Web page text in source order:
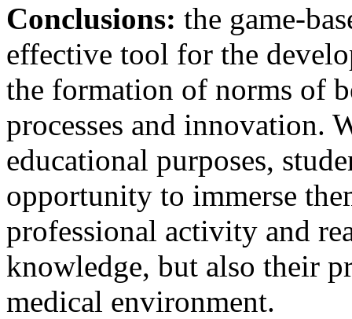
Conclusions: the game-
effective tool for the
the formation of norms of
processes and innovation.
educational purposes,
opportunity to immerse
professional activity and
knowledge, but also their
medical environment.